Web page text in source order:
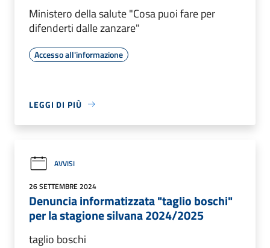
Ministero della salute "Cosa puoi fare per
difenderti dalle zanzare"
Accesso all'informazione
LEGGI DI PIÙ
AVVISI
26 SETTEMBRE 2024
Denuncia informatizzata "taglio boschi"
per la stagione silvana 2024/2025
taglio boschi